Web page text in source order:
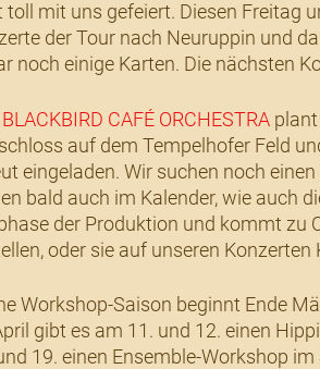
toll mit uns gefeiert. Diesen Freitag
der Tour nach Neuruppin und
noch einige Karten. Die nächsten
BLACKBIRD CAFÉ ORCHESTRAplant
auf dem Tempelhofer Feld
eingeladen. Wir suchen noch
bald auch im Kalender, wie auch
der Produktion und kommt zu
oder sie auf unseren Konzerten
Workshop-Saison beginnt Ende
gibt es am 11. und 12. einen
19. einen Ensemble-Workshop